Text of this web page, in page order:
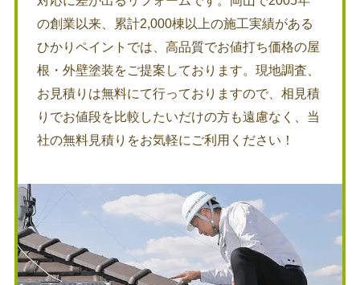
の創業以来、累計2,000棟以上の施工実績がある
ひかりペイントでは、高品質でお値打ち価格の屋
根・外壁塗装をご提案しております。現地調査、
お見積りは無料にて行っておりますので、相見積
りでお値段を比較したいだけの方も遠慮なく、当
社の無料見積りをお気軽にご利用ください！